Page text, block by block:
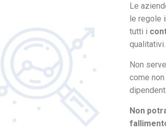
Le
le regole
tutti i
qualitativi.
Non
come
Non